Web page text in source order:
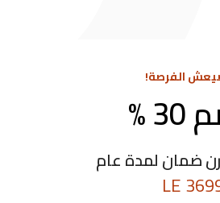
الفرصة!
%
ضمان لمدة عام
3699
قطعه فنية